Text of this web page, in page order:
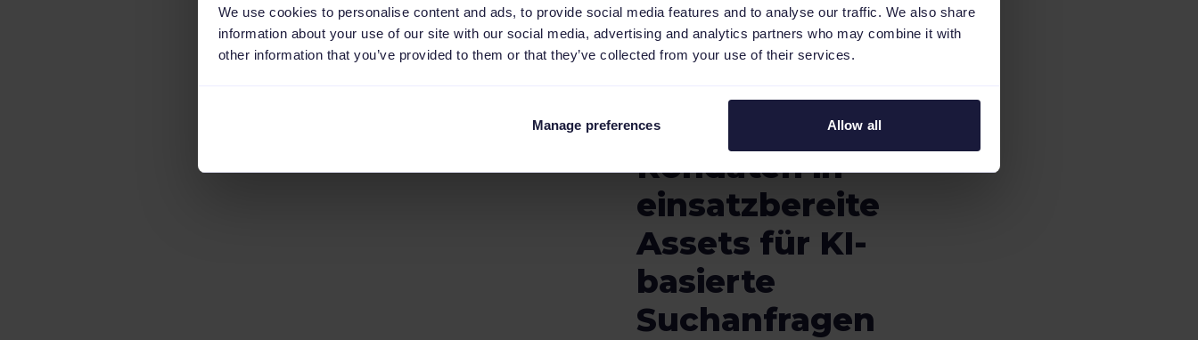
We use cookies to personalise content and ads, to provide social media features and to analyse our traffic. We also share
information about your use of our site with our social media, advertising and analytics partners who may combine it with
other information that you’ve provided to them or that they’ve collected from your use of their services.
Manage preferences Allow all
Verwandle
Rohdaten in
einsatzbereite
Assets für KI-
basierte
Suchanfragen